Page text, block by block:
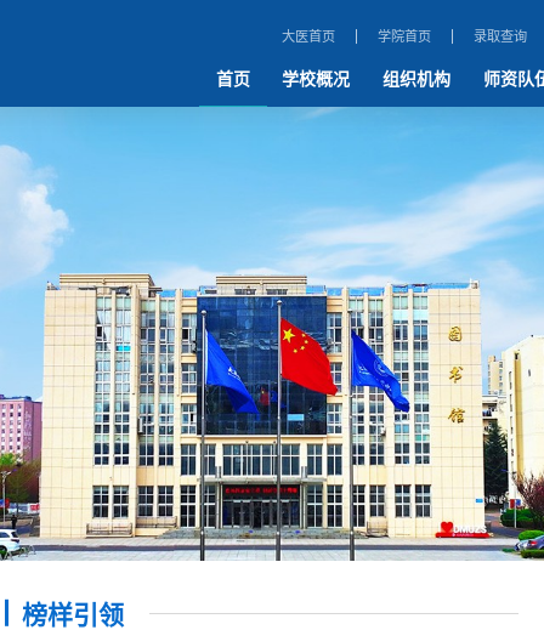
大医首页 学院首页 录取查询
首页 学校概况 组织机构 师资队
榜样引领